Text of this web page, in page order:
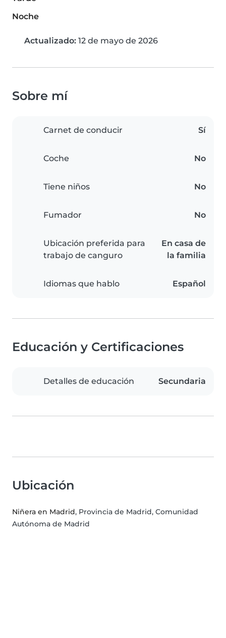
Noche
Actualizado: 12 de mayo de 2026
Sobre mí
Carnet de conducir Sí
Coche No
Tiene niños No
Fumador No
Ubicación preferida para
trabajo de canguro
En casa de
la familia
Idiomas que hablo Español
Educación y Certificaciones
Detalles de educación Secundaria
Ubicación
Niñera en Madrid, Provincia de Madrid, Comunidad
Autónoma de Madrid